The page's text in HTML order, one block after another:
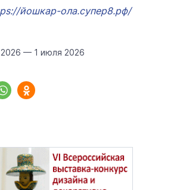
йошкар-ола.супер8.рф/
— 1 июля 2026